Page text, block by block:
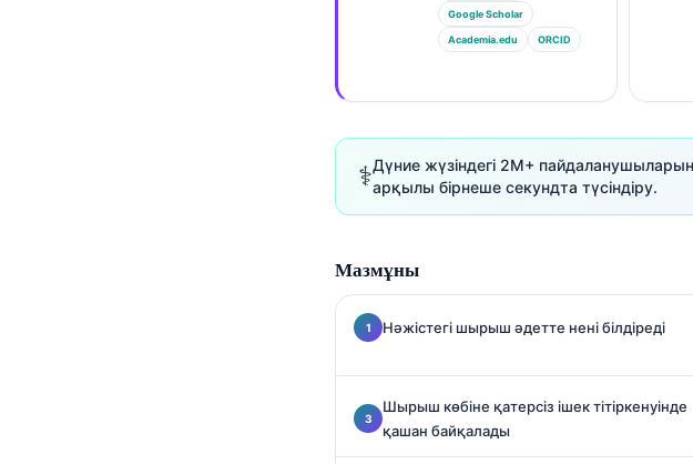
Google Scholar
Academia.edu ORCID
⚕️Дүние жүзіндегі 2M+
арқылы бірнеше секундта түсіндіру.
Мазмұны
Нәжістегі шырыш әдетте нені білдіреді
Шырыш көбіне қатерсіз ішек тітіркенуінде
қашан байқалады